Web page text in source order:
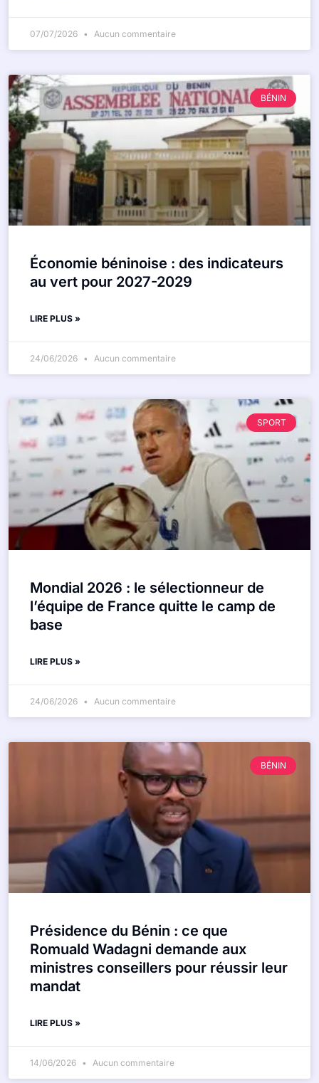
07/07/2026 Aucun commentaire
BÉNIN
Économie béninoise : des indicateurs
au vert pour 2027-2029
LIRE PLUS »
24/06/2026 Aucun commentaire
SPORT
Mondial 2026 : le sélectionneur de
l’équipe de France quitte le camp de
base
LIRE PLUS »
24/06/2026 Aucun commentaire
BÉNIN
Présidence du Bénin : ce que
Romuald Wadagni demande aux
ministres conseillers pour réussir leur
mandat
LIRE PLUS »
14/06/2026 Aucun commentaire